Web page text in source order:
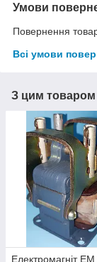
Умови
Повернення
Всі умови
З цим
Електромагніт